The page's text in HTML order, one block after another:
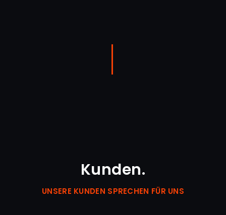
Kunden.
UNSERE KUNDEN SPRECHEN FÜR UNS